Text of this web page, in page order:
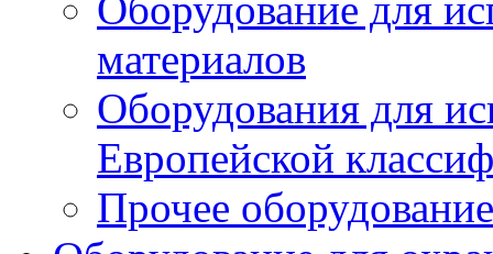
материалов
Оборудования для
Европейской
Прочее оборудование